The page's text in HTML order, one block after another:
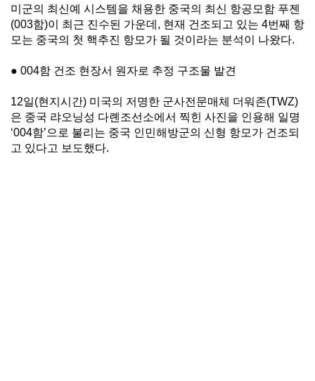
미군의 최신예 시스템을 채용한 중국의 최신 항공모함 푸젠
(003함)이 최근 진수된 가운데, 현재 건조되고 있는 4번째 항
모는 중국의 첫 핵추진 항모가 될 것이라는 분석이 나왔다.
● 004함 건조 현장서 원자로 추정 구조물 발견
12일(현지시간) 미국의 저명한 군사전문매체 더워존(TWZ)
은 중국 랴오닝성 다롄조선소에서 찍힌 사진을 인용해 일명
‘004함’으로 불리는 중국 인민해방군의 신형 항모가 건조되
고 있다고 보도했다.